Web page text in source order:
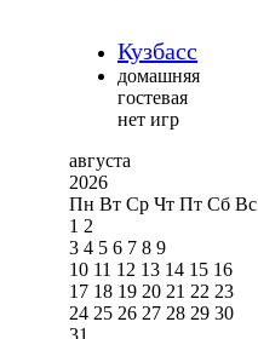
Кузбасс
домашняя
гостевая
нет игр
августа
2026
Пн Вт Ср Чт Пт Сб Вс
1 2
3 4 5 6 7 8 9
10 11 12 13 14 15 16
17 18 19 20 21 22 23
24 25 26 27 28 29 30
31